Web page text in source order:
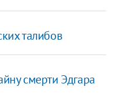
талибов
смерти Эдгара